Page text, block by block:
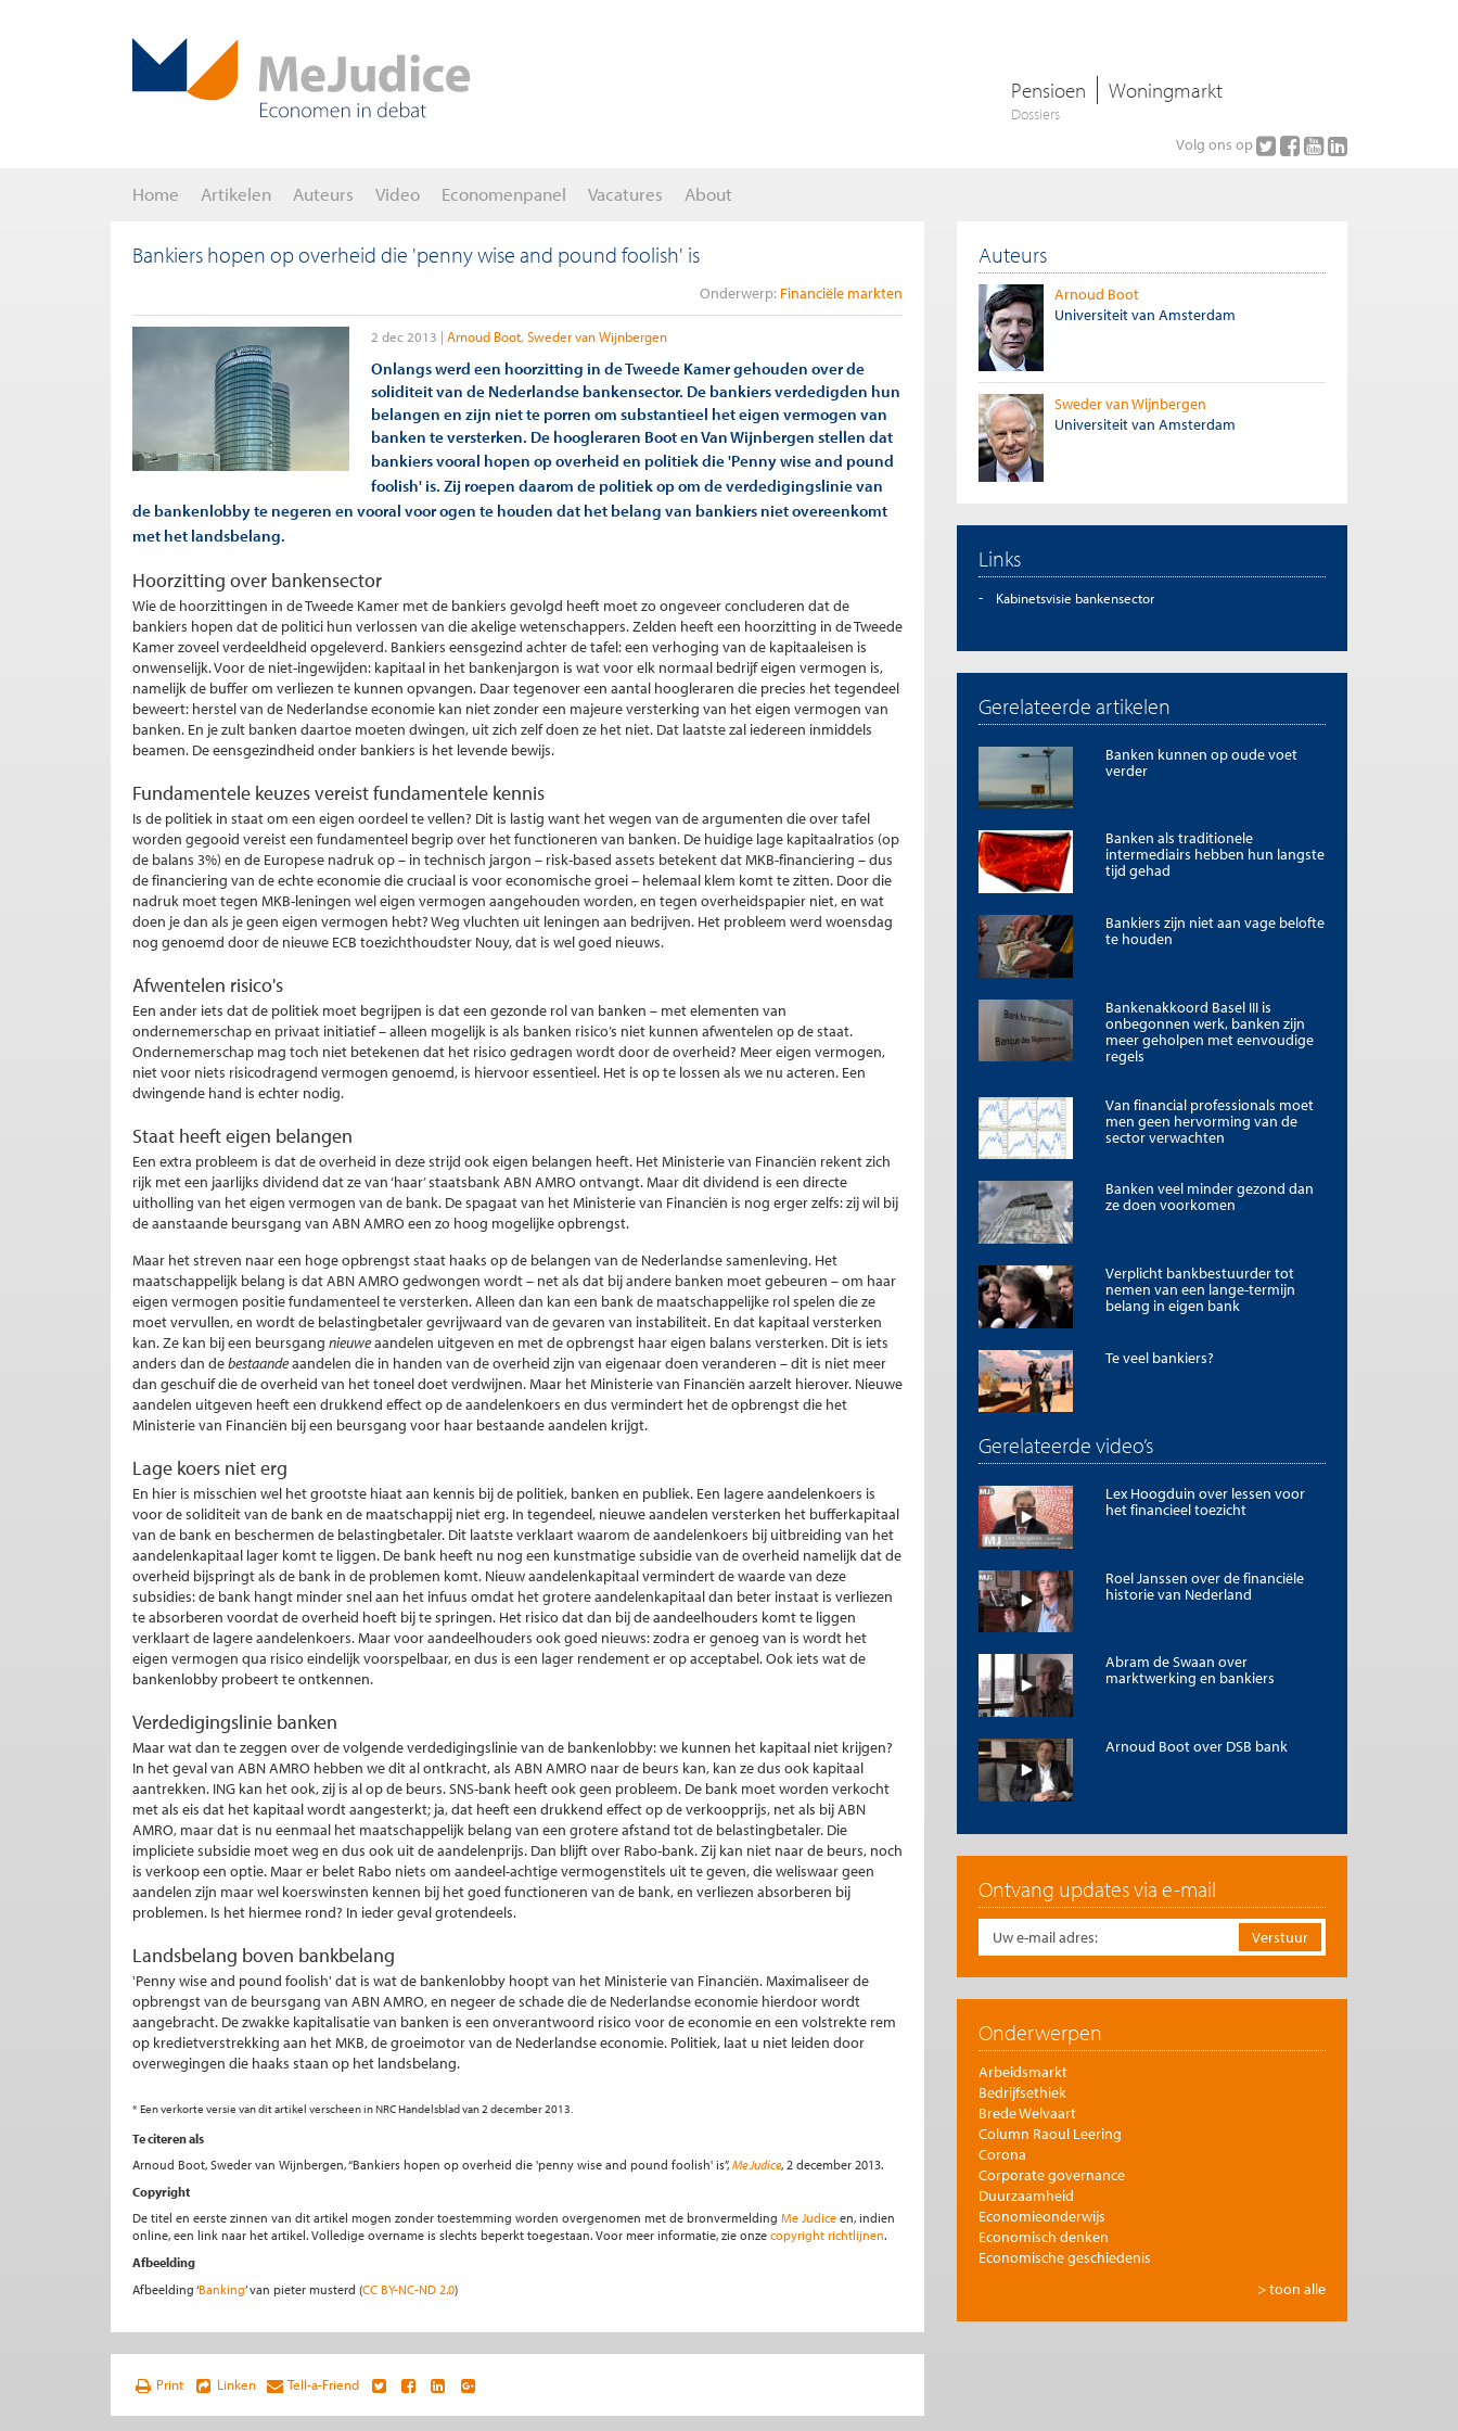
Pensioen Woningmarkt
Dossiers
Volg ons op
Home Artikelen Auteurs Video Economenpanel Vacatures About
Bankiers hopen op overheid die 'penny wise and pound foolish' is
Onderwerp: Financiële markten
2 dec 2013 Arnoud Boot Sweder van Wijnbergen
Onlangs werd een hoorzitting in de Tweede Kamer gehouden over de
soliditeit van de Nederlandse bankensector. De bankiers verdedigden hun
belangen en zijn niet te porren om substantieel het eigen vermogen van
banken te versterken. De hoogleraren Boot en Van Wijnbergen stellen dat
bankiers vooral hopen op overheid en politiek die 'Penny wise and pound
foolish' is. Zij roepen daarom de politiek op om de verdedigingslinie van
de bankenlobby te negeren en vooral voor ogen te houden dat het belang van bankiers niet overeenkomt
met het landsbelang.
Hoorzitting over bankensector
Wie de hoorzittingen in de Tweede Kamer met de bankiers gevolgd heeft moet zo ongeveer concluderen dat de
bankiers hopen dat de politici hun verlossen van die akelige wetenschappers. Zelden heeft een hoorzitting in de Tweede
Kamer zoveel verdeeldheid opgeleverd. Bankiers eensgezind achter de tafel: een verhoging van de kapitaaleisen is
onwenselijk. Voor de niet-ingewijden: kapitaal in het bankenjargon is wat voor elk normaal bedrijf eigen vermogen is,
namelijk de buffer om verliezen te kunnen opvangen. Daar tegenover een aantal hoogleraren die precies het tegendeel
beweert: herstel van de Nederlandse economie kan niet zonder een majeure versterking van het eigen vermogen van
banken. En je zult banken daartoe moeten dwingen, uit zich zelf doen ze het niet. Dat laatste zal iedereen inmiddels
beamen. De eensgezindheid onder bankiers is het levende bewijs.
Fundamentele keuzes vereist fundamentele kennis
Is de politiek in staat om een eigen oordeel te vellen? Dit is lastig want het wegen van de argumenten die over tafel
worden gegooid vereist een fundamenteel begrip over het functioneren van banken. De huidige lage kapitaalratios (op
de balans 3%) en de Europese nadruk op – in technisch jargon – risk-based assets betekent dat MKB-financiering – dus
de financiering van de echte economie die cruciaal is voor economische groei – helemaal klem komt te zitten. Door die
nadruk moet tegen MKB-leningen wel eigen vermogen aangehouden worden, en tegen overheidspapier niet, en wat
doen je dan als je geen eigen vermogen hebt? Weg vluchten uit leningen aan bedrijven. Het probleem werd woensdag
nog genoemd door de nieuwe ECB toezichthoudster Nouy, dat is wel goed nieuws.
Afwentelen risico's
Een ander iets dat de politiek moet begrijpen is dat een gezonde rol van banken – met elementen van
ondernemerschap en privaat initiatief – alleen mogelijk is als banken risico’s niet kunnen afwentelen op de staat.
Ondernemerschap mag toch niet betekenen dat het risico gedragen wordt door de overheid? Meer eigen vermogen,
niet voor niets risicodragend vermogen genoemd, is hiervoor essentieel. Het is op te lossen als we nu acteren. Een
dwingende hand is echter nodig.
Staat heeft eigen belangen
Een extra probleem is dat de overheid in deze strijd ook eigen belangen heeft. Het Ministerie van Financiën rekent zich
rijk met een jaarlijks dividend dat ze van ‘haar’ staatsbank ABN AMRO ontvangt. Maar dit dividend is een directe
uitholling van het eigen vermogen van de bank. De spagaat van het Ministerie van Financiën is nog erger zelfs: zij wil bij
de aanstaande beursgang van ABN AMRO een zo hoog mogelijke opbrengst.
Maar het streven naar een hoge opbrengst staat haaks op de belangen van de Nederlandse samenleving. Het
maatschappelijk belang is dat ABN AMRO gedwongen wordt – net als dat bij andere banken moet gebeuren – om haar
eigen vermogen positie fundamenteel te versterken. Alleen dan kan een bank de maatschappelijke rol spelen die ze
moet vervullen, en wordt de belastingbetaler gevrijwaard van de gevaren van instabiliteit. En dat kapitaal versterken
kan. Ze kan bij een beursgang nieuweaandelen uitgeven en met de opbrengst haar eigen balans versterken. Dit is iets
anders dan debestaandeaandelen die in handen van de overheid zijn van eigenaar doen veranderen – dit is niet meer
dan geschuif die de overheid van het toneel doet verdwijnen. Maar het Ministerie van Financiën aarzelt hierover. Nieuwe
aandelen uitgeven heeft een drukkend effect op de aandelenkoers en dus vermindert het de opbrengst die het
Ministerie van Financiën bij een beursgang voor haar bestaande aandelen krijgt.
Lage koers niet erg
En hier is misschien wel het grootste hiaat aan kennis bij de politiek, banken en publiek. Een lagere aandelenkoers is
voor de soliditeit van de bank en de maatschappij niet erg. In tegendeel, nieuwe aandelen versterken het bufferkapitaal
van de bank en beschermen de belastingbetaler. Dit laatste verklaart waarom de aandelenkoers bij uitbreiding van het
aandelenkapitaal lager komt te liggen. De bank heeft nu nog een kunstmatige subsidie van de overheid namelijk dat de
overheid bijspringt als de bank in de problemen komt. Nieuw aandelenkapitaal vermindert de waarde van deze
subsidies: de bank hangt minder snel aan het infuus omdat het grotere aandelenkapitaal dan beter instaat is verliezen
te absorberen voordat de overheid hoeft bij te springen. Het risico dat dan bij de aandeelhouders komt te liggen
verklaart de lagere aandelenkoers. Maar voor aandeelhouders ook goed nieuws: zodra er genoeg van is wordt het
eigen vermogen qua risico eindelijk voorspelbaar, en dus is een lager rendement er op acceptabel. Ook iets wat de
bankenlobby probeert te ontkennen.
Verdedigingslinie banken
Maar wat dan te zeggen over de volgende verdedigingslinie van de bankenlobby: we kunnen het kapitaal niet krijgen?
In het geval van ABN AMRO hebben we dit al ontkracht, als ABN AMRO naar de beurs kan, kan ze dus ook kapitaal
aantrekken. ING kan het ook, zij is al op de beurs. SNS-bank heeft ook geen probleem. De bank moet worden verkocht
met als eis dat het kapitaal wordt aangesterkt; ja, dat heeft een drukkend effect op de verkoopprijs, net als bij ABN
AMRO, maar dat is nu eenmaal het maatschappelijk belang van een grotere afstand tot de belastingbetaler. Die
impliciete subsidie moet weg en dus ook uit de aandelenprijs. Dan blijft over Rabo-bank. Zij kan niet naar de beurs, noch
is verkoop een optie. Maar er belet Rabo niets om aandeel-achtige vermogenstitels uit te geven, die weliswaar geen
aandelen zijn maar wel koerswinsten kennen bij het goed functioneren van de bank, en verliezen absorberen bij
problemen. Is het hiermee rond? In ieder geval grotendeels.
Landsbelang boven bankbelang
'Penny wise and pound foolish' dat is wat de bankenlobby hoopt van het Ministerie van Financiën. Maximaliseer de
opbrengst van de beursgang van ABN AMRO, en negeer de schade die de Nederlandse economie hierdoor wordt
aangebracht. De zwakke kapitalisatie van banken is een onverantwoord risico voor de economie en een volstrekte rem
op kredietverstrekking aan het MKB, de groeimotor van de Nederlandse economie. Politiek, laat u niet leiden door
overwegingen die haaks staan op het landsbelang.
* Een verkorte versie van dit artikel verscheen in NRC Handelsblad van 2 december 2013.
Te citeren als
Arnoud Boot, Sweder van Wijnbergen, “Bankiers hopen op overheid die 'penny wise and pound foolish' is”, Me Judice, 2 december 2013.
Copyright
De titel en eerste zinnen van dit artikel mogen zonder toestemming worden overgenomen met de bronvermelding Me Judice en, indien
online, een link naar het artikel. Volledige overname is slechts beperkt toegestaan. Voor meer informatie, zie onze copyright richtlijnen.
Afbeelding
Afbeelding ‘Banking’ van pieter musterd (CC BY-NC-ND 2.0)
Print Linken Tell-a-Friend
Auteurs
Arnoud Boot
Universiteit van Amsterdam
Sweder van Wijnbergen
Universiteit van Amsterdam
Links
Kabinetsvisie bankensector
Gerelateerde artikelen
Banken kunnen op oude voet
verder
Banken als traditionele
intermediairs hebben hun langste
tijd gehad
Bankiers zijn niet aan vage belofte
te houden
Bankenakkoord Basel III is
onbegonnen werk, banken zijn
meer geholpen met eenvoudige
regels
Van financial professionals moet
men geen hervorming van de
sector verwachten
Banken veel minder gezond dan
ze doen voorkomen
Verplicht bankbestuurder tot
nemen van een lange-termijn
belang in eigen bank
Te veel bankiers?
Gerelateerde video’s
Lex Hoogduin over lessen voor
het financieel toezicht
Roel Janssen over de financiële
historie van Nederland
Abram de Swaan over
marktwerking en bankiers
Arnoud Boot over DSB bank
Ontvang updates via e-mail
Onderwerpen
Arbeidsmarkt
Bedrijfsethiek
Brede Welvaart
Column Raoul Leering
Corona
Corporate governance
Duurzaamheid
Economieonderwijs
Economisch denken
Economische geschiedenis
Filosofie en economie
> toon alle